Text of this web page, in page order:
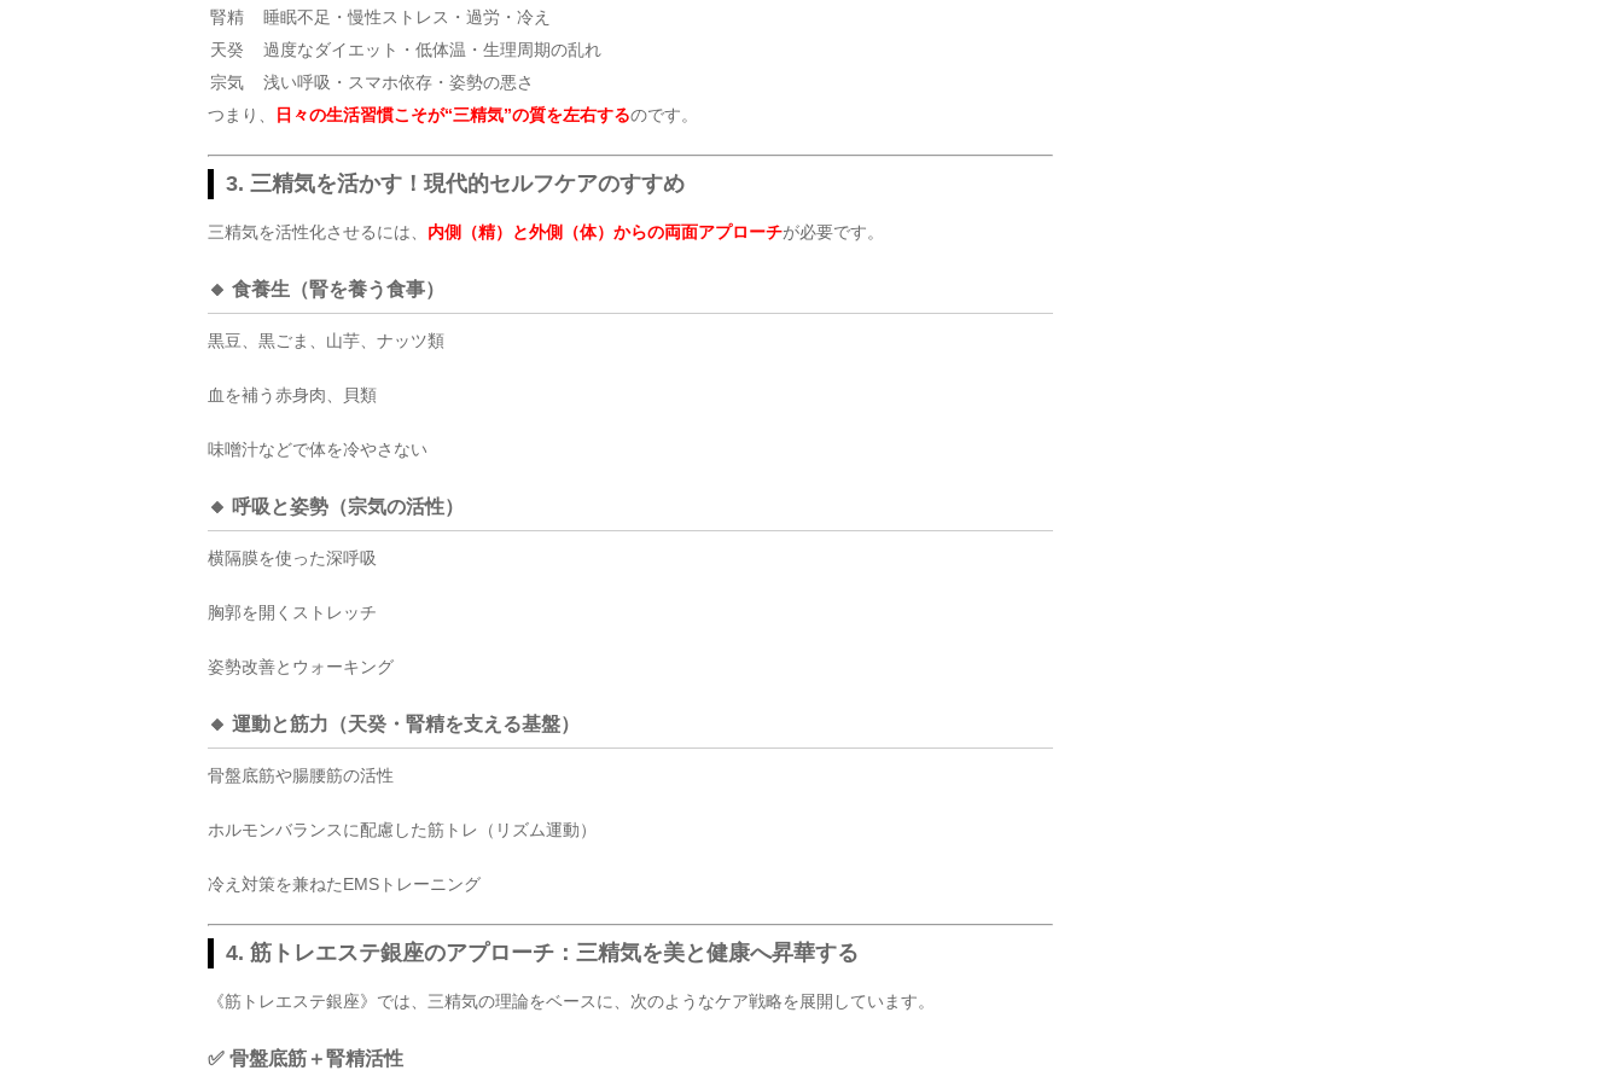
腎精
睡眠不足・慢性ストレス・過労・冷え
天癸
過度なダイエット・低体温・生理周期の乱れ
宗気
浅い呼吸・スマホ依存・姿勢の悪さ
つまり、
日々の生活習慣こそが“三精気”の質を左右するのです。
3. 三精気を活かす！現代的セルフケアのすすめ
三精気を活性化させるには、 内側（精）と外側（体）からの両面アプローチが必要です。
🔸 食養生（腎を養う食事）
黒豆、黒ごま、山芋、ナッツ類
血を補う赤身肉、貝類
味噌汁などで体を冷やさない
🔸 呼吸と姿勢（宗気の活性）
横隔膜を使った深呼吸
胸郭を開くストレッチ
姿勢改善とウォーキング
🔸 運動と筋力（天癸・腎精を支える基盤）
骨盤底筋や腸腰筋の活性
ホルモンバランスに配慮した筋トレ（リズム運動）
冷え対策を兼ねたEMSトレーニング
4. 筋トレエステ銀座のアプローチ：三精気を美と健康へ昇華する
《筋トレエステ銀座》では、三精気の理論をベースに、次のようなケア戦略を展開しています。
✅ 骨盤底筋＋腎精活性